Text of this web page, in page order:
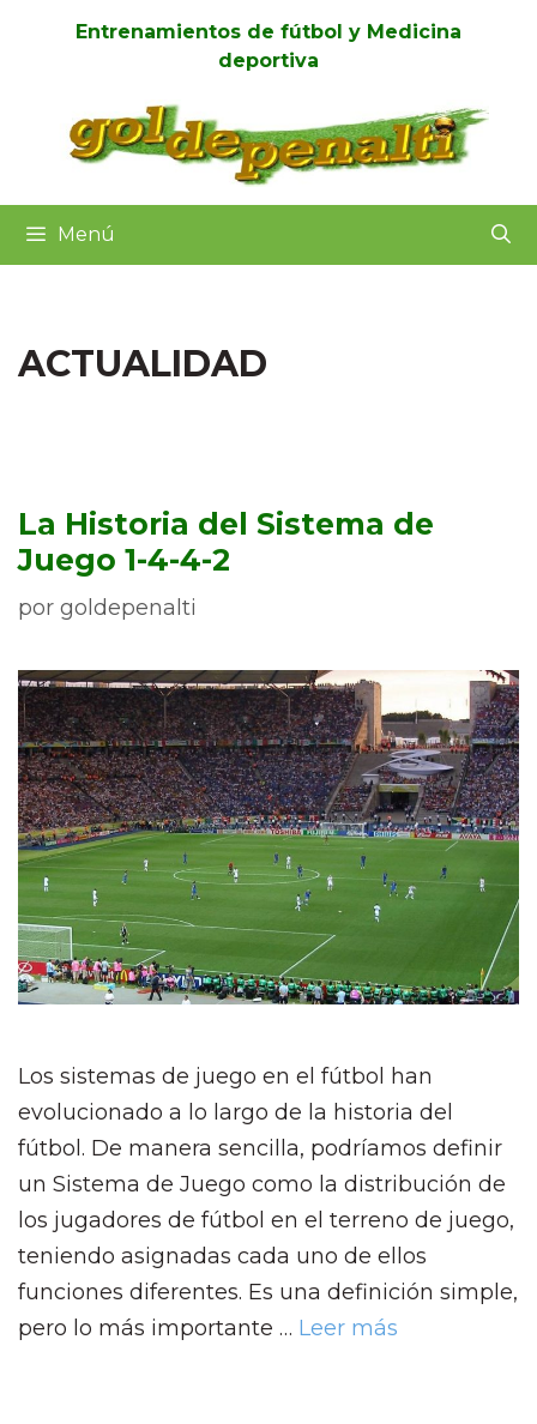
Entrenamientos de fútbol y Medicina
deportiva
Menú
ACTUALIDAD
La Historia del Sistema de
Juego 1-4-4-2
por goldepenalti
Los sistemas de juego en el fútbol han
evolucionado a lo largo de la historia del
fútbol. De manera sencilla, podríamos definir
un Sistema de Juego como la distribución de
los jugadores de fútbol en el terreno de juego,
teniendo asignadas cada uno de ellos
funciones diferentes. Es una definición simple,
pero lo más importante … Leer más